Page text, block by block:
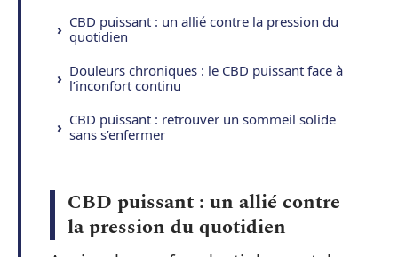
CBD puissant : un allié contre la pression du
quotidien
Douleurs chroniques : le CBD puissant face à
l’inconfort continu
CBD puissant : retrouver un sommeil solide
sans s’enfermer
CBD puissant : un allié contre
la pression du quotidien